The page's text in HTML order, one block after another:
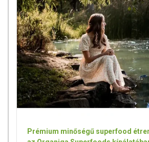
Prémium minőségű superfood